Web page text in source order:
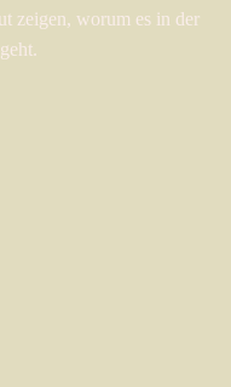
zeigen, worum es in der